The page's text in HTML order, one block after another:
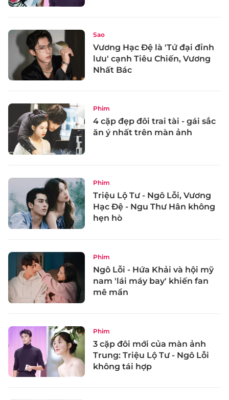
Sao
Vương Hạc Đệ là 'Tứ đại đỉnh
lưu' cạnh Tiêu Chiến, Vương
Nhất Bác
Phim
4 cặp đẹp đôi trai tài - gái sắc
ăn ý nhất trên màn ảnh
Phim
Triệu Lộ Tư - Ngô Lỗi, Vương
Hạc Đệ - Ngu Thư Hân không
hẹn hò
Phim
Ngô Lỗi - Hứa Khải và hội mỹ
nam 'lái máy bay' khiến fan
mê mẩn
Phim
3 cặp đôi mới của màn ảnh
Trung: Triệu Lộ Tư - Ngô Lỗi
không tái hợp